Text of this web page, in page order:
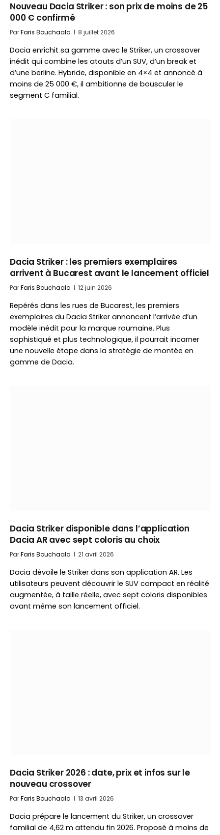
Nouveau Dacia Striker : son prix de moins de 25
000 € confirmé
ParFaris Bouchaala 8 juillet 2026
Dacia enrichit sa gamme avec le Striker, un crossover
inédit qui combine les atouts d’un SUV, d’un break et
d’une berline. Hybride, disponible en 4×4 et annoncé à
moins de 25 000 €, il ambitionne de bousculer le
segment C familial.
Dacia Striker : les premiers exemplaires
arrivent à Bucarest avant le lancement officiel
ParFaris Bouchaala 12 juin 2026
Repérés dans les rues de Bucarest, les premiers
exemplaires du Dacia Striker annoncent l’arrivée d’un
modèle inédit pour la marque roumaine. Plus
sophistiqué et plus technologique, il pourrait incarner
une nouvelle étape dans la stratégie de montée en
gamme de Dacia.
Dacia Striker disponible dans l’application
Dacia AR avec sept coloris au choix
ParFaris Bouchaala 21 avril 2026
Dacia dévoile le Striker dans son application AR. Les
utilisateurs peuvent découvrir le SUV compact en réalité
augmentée, à taille réelle, avec sept coloris disponibles
avant même son lancement officiel.
Dacia Striker 2026 : date, prix et infos sur le
nouveau crossover
ParFaris Bouchaala 13 avril 2026
Dacia prépare le lancement du Striker, un crossover
familial de 4,62 m attendu fin 2026. Proposé à moins de